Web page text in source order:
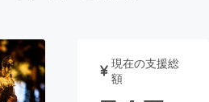
ジェット
現在の支援総
額